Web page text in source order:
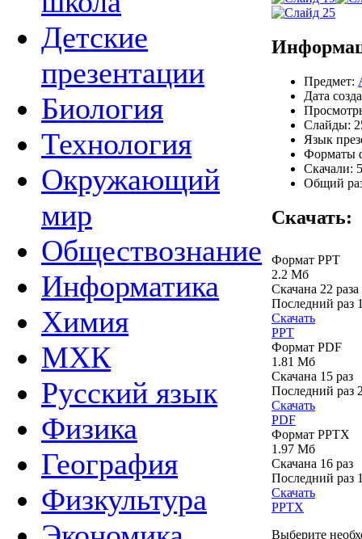
Детские
презентации
Биология
Технология
Окружающий
мир
Обществознание
Информатика
Химия
МХК
Русский язык
Физика
География
Физкультура
Предмет:
Дата
Слайды:
Язык
Форматы
Скачали:
Общий
Скачать:
Формат PPT
2.2 Мб
Скачана 22 раза
Последний раз
Скачать
PPT
Формат PDF
1.81 Мб
Скачана 15 раз
Последний раз
Скачать
PDF
Формат PPTX
1.97 Мб
Скачана 16 раз
Последний раз
Скачать
PPTX
Выберите